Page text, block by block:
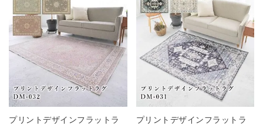
プリントデザインフラットラ
プリントデザインフラットラ